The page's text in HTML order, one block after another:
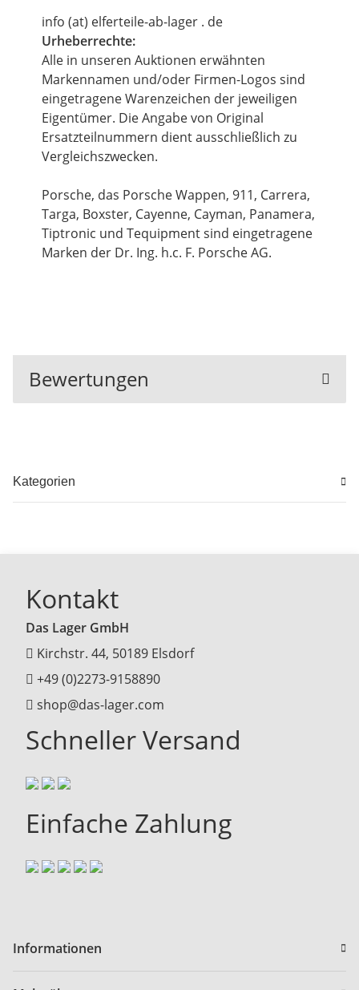
info (at) elferteile-ab-lager . de
Urheberrechte:
Alle in unseren Auktionen erwähnten
Markennamen und/oder Firmen-Logos sind
eingetragene Warenzeichen der jeweiligen
Eigentümer. Die Angabe von Original
Ersatzteilnummern dient ausschließlich zu
Vergleichszwecken.
Porsche, das Porsche Wappen, 911, Carrera,
Targa, Boxster, Cayenne, Cayman, Panamera,
Tiptronic und Tequipment sind eingetragene
Marken der Dr. Ing. h.c. F. Porsche AG.
Bewertungen
Kategorien
Kontakt
Das Lager GmbH
Kirchstr. 44, 50189 Elsdorf
+49 (0)2273-9158890
shop@das-lager.com
Schneller Versand
Einfache Zahlung
Informationen